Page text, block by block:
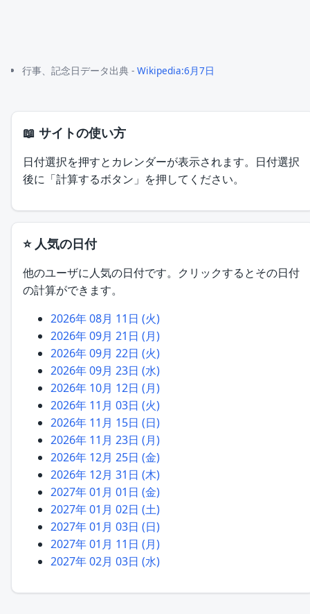
行事、記念日データ出典 -Wikipedia:6月7日
📖 サイトの使い方
日付選択を押すとカレンダーが表示されます。日付選択
後に「計算するボタン」を押してください。
⭐ 人気の日付
他のユーザに人気の日付です。クリックするとその日付
の計算ができます。
2026年 08月 11日 (火)
2026年 09月 21日 (月)
2026年 09月 22日 (火)
2026年 09月 23日 (水)
2026年 10月 12日 (月)
2026年 11月 03日 (火)
2026年 11月 15日 (日)
2026年 11月 23日 (月)
2026年 12月 25日 (金)
2026年 12月 31日 (木)
2027年 01月 01日 (金)
2027年 01月 02日 (土)
2027年 01月 03日 (日)
2027年 01月 11日 (月)
2027年 02月 03日 (水)